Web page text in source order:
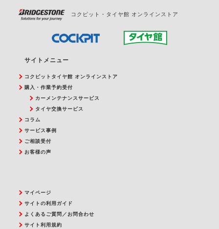
コクピット・タイヤ館 オンラインストア
サイトメニュー
コクピットタイヤ館 オンラインストア
購入・作業予約受付
カーメンテナンスサービス
タイヤ交換サービス
コラム
サービス事例
ご相談受付
お客様の声
マイページ
サイトの利用ガイド
よくあるご質問／お問合わせ
サイト利用規約